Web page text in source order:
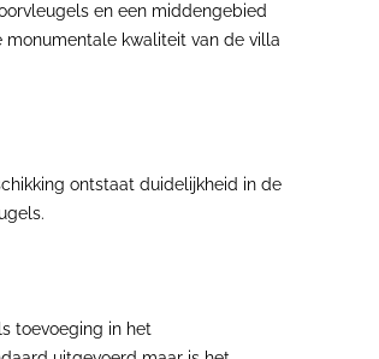
en een middengebied
kwaliteit van de villa
ontstaat duidelijkheid in de
toevoeging in het